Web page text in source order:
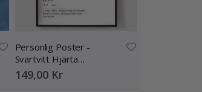
Personlig Poster -
Svartvitt Hjärta
Fotokollage
149,00 Kr